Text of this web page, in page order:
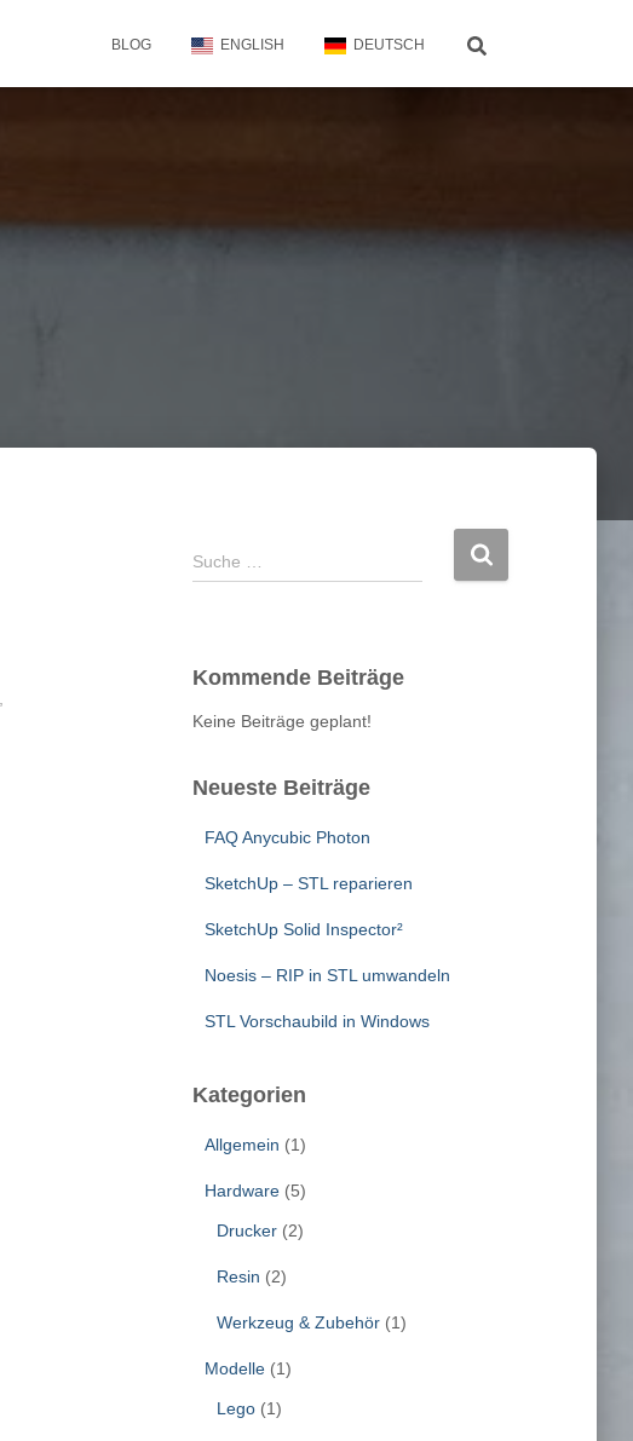
BLOG ENGLISH DEUTSCH
S
u
n
a
:
Suche …
Kommende Beiträge
Keine Beiträge geplant!
Neueste Beiträge
FAQ Anycubic Photon
SketchUp – STL reparieren
SketchUp Solid Inspector²
Noesis – RIP in STL umwandeln
STL Vorschaubild in Windows
Kategorien
Allgemein (1)
Hardware(5)
Drucker(2)
Resin (2)
Werkzeug & Zubehör(1)
Modelle(1)
Lego(1)